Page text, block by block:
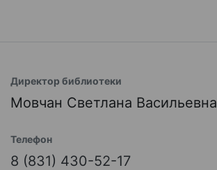
Директор библиотеки
Мовчан Светлана Васильевна
Телефон
8 (831) 430-52-17